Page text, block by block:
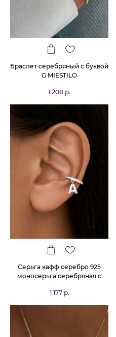
Браслет серебряный с буквой
G MIESTILO
1 208 р.
Серьга кафф серебро 925
моносерьга серебряная с
1 177 р.